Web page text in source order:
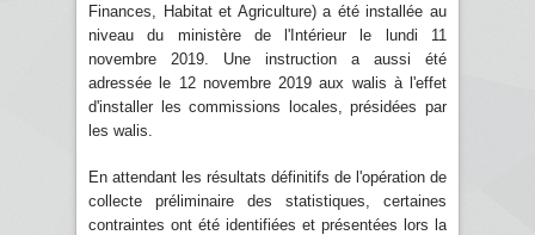
Finances, Habitat et Agriculture) a été installée au
niveau du ministère de l'Intérieur le lundi 11
novembre 2019. Une instruction a aussi été
adressée le 12 novembre 2019 aux walis à l'effet
d'installer les commissions locales, présidées par
les walis.
En attendant les résultats définitifs de l'opération de
collecte préliminaire des statistiques, certaines
contraintes ont été identifiées et présentées lors la